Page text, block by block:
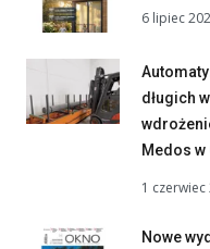
6 lipiec
długich
Medos w
1 czerwiec
Nowe